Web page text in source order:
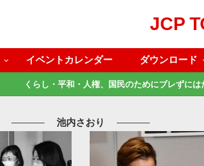
JCP
イベントカレンダー ダウンロード
くらし・平和・人権、国民のためにブレずに
池内さおり